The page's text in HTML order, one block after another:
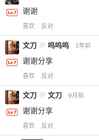
谢谢
喜欢 反对
文刀 @ 呜呜呜 1年前
谢谢分享
喜欢 反对
文刀 @ 文刀 9月前
谢谢分享
喜欢 反对